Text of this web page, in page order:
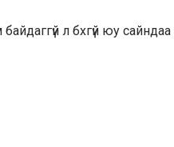
л бхгүй юу